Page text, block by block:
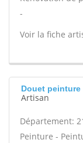
-
Voir la fiche
Douet peinture
Artisan
Département:
Peinture -